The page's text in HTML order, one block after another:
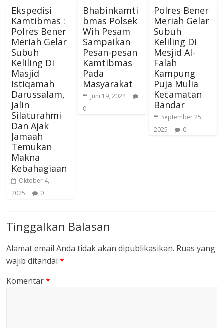
Ekspedisi
Kamtibmas :
Polres Bener
Meriah Gelar
Subuh
Keliling Di
Masjid
Istiqamah
Darussalam,
Jalin
Silaturahmi
Dan Ajak
Jamaah
Temukan
Makna
Kebahagiaan
Oktober 4,
2025
0
Bhabinkamti
bmas Polsek
Wih Pesam
Sampaikan
Pesan-pesan
Kamtibmas
Pada
Masyarakat
Juni 19, 2024
0
Polres Bener
Meriah Gelar
Subuh
Keliling Di
Mesjid Al-
Falah
Kampung
Puja Mulia
Kecamatan
Bandar
September 25,
2025
0
Tinggalkan Balasan
Alamat email Anda tidak akan dipublikasikan. Ruas yang
wajib ditandai*
Komentar*